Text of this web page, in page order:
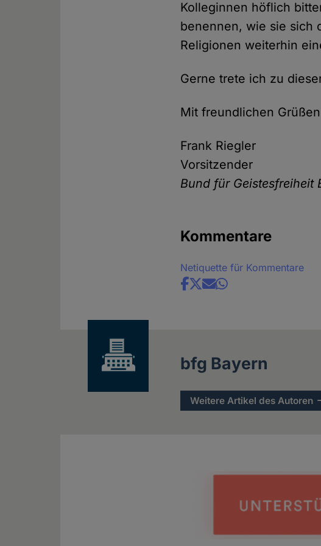
Kolleginnen höflich
benennen, wie sie sich
Religionen weiterhin
Gerne trete ich zu
Mit freundlichen Grüßen
Frank Riegler
Vorsitzender
Bund für Geistesfreiheit
Kommentare
Netiquette für Kommentare
Share
bfg Bayern
Weitere Artikel des Autoren